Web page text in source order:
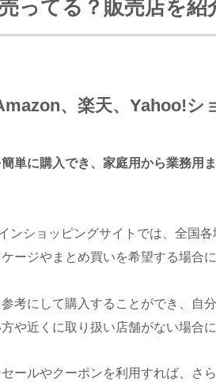
ってる？販売店を紹
、楽天、Yahoo!シ
単に購入でき、家庭用から業務用
ンショッピングサイトでは、全国
ージやまとめ買いを希望する場合
考にして購入することができ、自
や近くに取り扱い店舗がない場合
ールやクーポンを利用すれば、さ